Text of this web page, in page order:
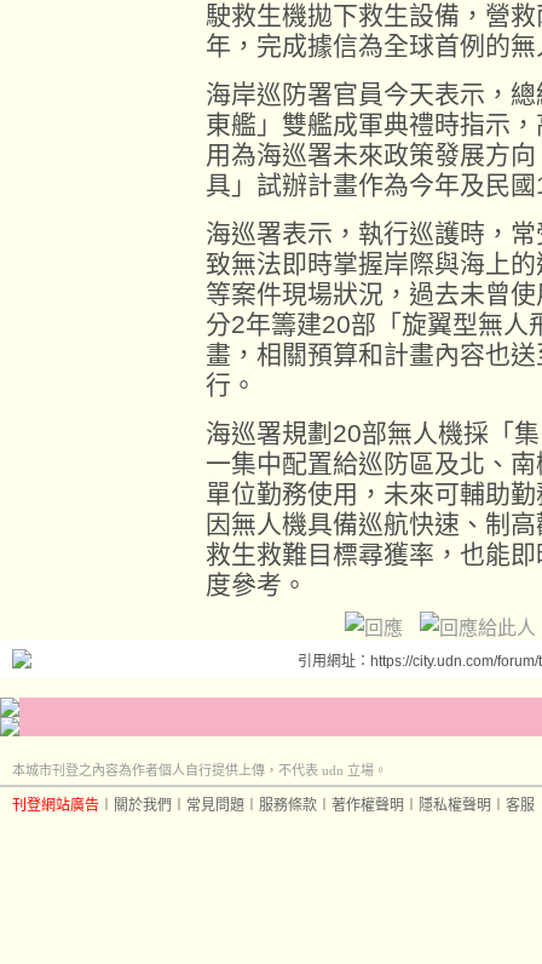
駛救生機拋下救生設備，營
年，完成據信為全球首例的
海岸巡防署官員今天表示，
東艦」雙艦成軍典禮時指示
用為海巡署未來政策發展方
具」試辦計畫作為今年及民
海巡署表示，執行巡護時，
致無法即時掌握岸際與海上
等案件現場狀況，過去未曾
分2年籌建20部「旋翼型無人
畫，相關預算和計畫內容也
行。
海巡署規劃20部無人機採「
一集中配置給巡防區及北、
單位勤務使用，未來可輔助
因無人機具備巡航快速、制
救生救難目標尋獲率，也能
度參考。
引用網址：https://city.udn.com/
本城市刊登之內容為作者個人自行提供上傳，不代表 udn 立場。
刊登網站廣告 關於我們 常見問題 服務條款 著作權聲明 隱私權聲明 客服